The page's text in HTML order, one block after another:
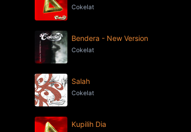
Cokelat
Bendera - New Version
Cokelat
Salah
Cokelat
Kupilih Dia